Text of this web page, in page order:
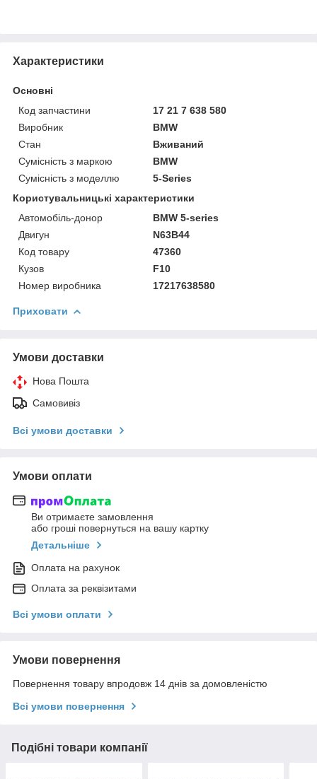
Характеристики
Основні
Код запчастини
17 21 7 638 580
Виробник
BMW
Стан
Вживаний
Сумісність з маркою
BMW
Сумісність з моделлю
5-Series
Користувальницькі характеристики
Автомобіль-донор
BMW 5-series
Двигун
N63B44
Код товару
47360
Кузов
F10
Номер виробника
17217638580
Приховати
Умови доставки
Нова Пошта
Самовивіз
Всі умови доставки
Умови оплати
Ви отримаєте замовлення
або гроші повернуться на вашу картку
Детальніше
Оплата на рахунок
Оплата за реквізитами
Всі умови оплати
Умови повернення
Повернення товару впродовж 14 днів за домовленістю
Всі умови повернення
Подібні товари компанії